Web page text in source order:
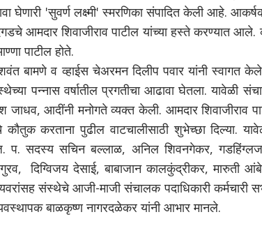
घेणारी 'सुवर्ण लक्ष्मी' स्मरणिका संपादित केली आहे.
आमदार शिवाजीराव पाटील यांच्या हस्ते करण्यात आले.
पाटील होते.
व व्हाईस चेअरमन दिलीप पवार यांनी स्वागत केले.
पन्नास वर्षातील प्रगतीचा आढावा घेतला. यावेळी
जाधव, आदींनी मनोगते व्यक्त केली. आमदार शिवाजीराव
कौतुक करताना पुढील वाटचालीसाठी शुभेच्छा दिल्या.
प. सदस्य सचिन बल्लाळ, अनिल शिवनगेकर, गडहिंग्लज
दिग्विजय देसाई, बाबाजान कालकुंद्रीकर, मारुती
संस्थेचे आजी-माजी संचालक पदाधिकारी कर्मचारी
बाळकृष्ण नागरदळेकर यांनी आभार मानले.